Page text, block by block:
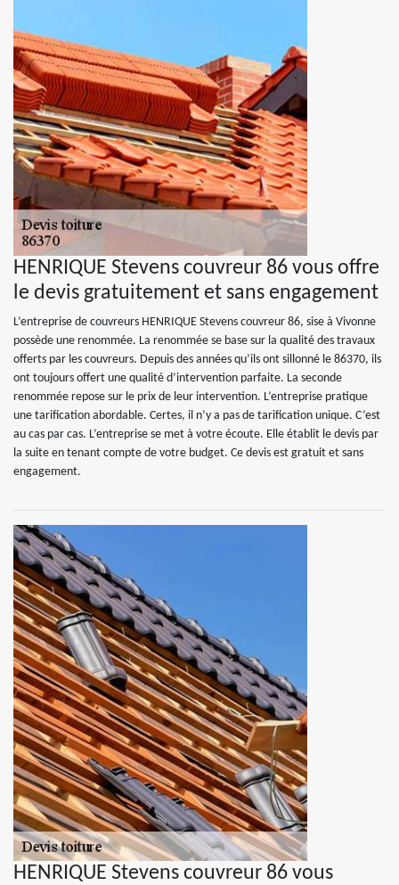
HENRIQUE Stevens couvreur 86 vous offre
le devis gratuitement et sans engagement
L’entreprise de couvreurs HENRIQUE Stevens couvreur 86, sise à Vivonne
possède une renommée. La renommée se base sur la qualité des travaux
offerts par les couvreurs. Depuis des années qu’ils ont sillonné le 86370, ils
ont toujours offert une qualité d’intervention parfaite. La seconde
renommée repose sur le prix de leur intervention. L’entreprise pratique
une tarification abordable. Certes, il n’y a pas de tarification unique. C’est
au cas par cas. L’entreprise se met à votre écoute. Elle établit le devis par
la suite en tenant compte de votre budget. Ce devis est gratuit et sans
engagement.
HENRIQUE Stevens couvreur 86 vous